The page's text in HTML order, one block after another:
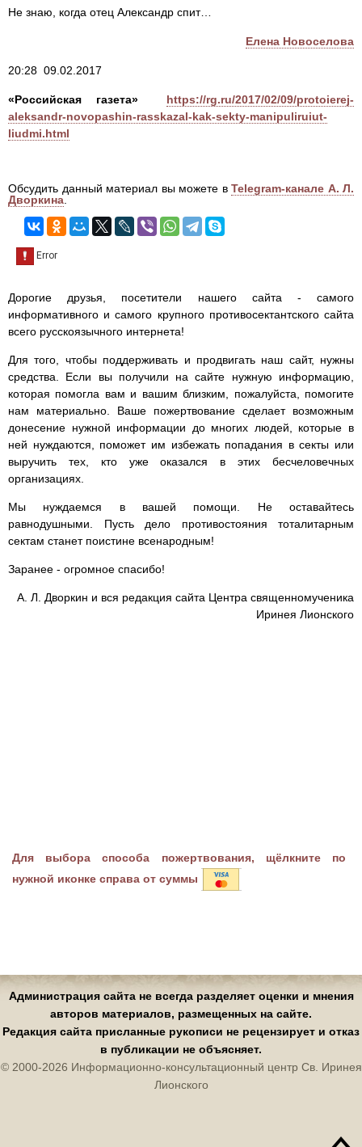
Не знаю, когда отец Александр спит…
Елена Новоселова
20:28 09.02.2017
«Российская газета»
https://rg.ru/2017/02/09/protoierej-
aleksandr-novopashin-rasskazal-kak-sekty-manipuliruiut-
liudmi.html
Обсудить данный материал вы можете в Telegram-канале А. Л.
Дворкина
Дорогие друзья, посетители нашего сайта - самого
информативного и самого крупного противосектантского сайта
всего русскоязычного интернета!
Для того, чтобы поддерживать и продвигать наш сайт, нужны
средства. Если вы получили на сайте нужную информацию,
которая помогла вам и вашим близким, пожалуйста, помогите
нам материально. Ваше пожертвование сделает возможным
донесение нужной информации до многих людей, которые в
ней нуждаются, поможет им избежать попадания в секты или
выручить тех, кто уже оказался в этих бесчеловечных
организациях.
Мы нуждаемся в вашей помощи. Не оставайтесь
равнодушными. Пусть дело противостояния тоталитарным
сектам станет поистине всенародным!
Заранее - огромное спасибо!
А. Л. Дворкин и вся редакция сайта Центра священномученика
Иринея Лионского
Для выбора способа пожертвования, щёлкните по
нужной иконке справа от суммы
Администрация сайта не всегда разделяет оценки и мнения
авторов материалов, размещенных на сайте.
Редакция сайта присланные рукописи не рецензирует и отказ
в публикации не объясняет.
© 2000-2026 Информационно-консультационный центр Св. Иринея
Лионского